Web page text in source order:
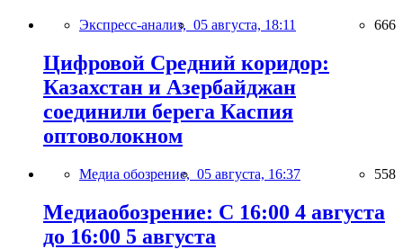
Экспресс-анализ, 05 августа, 18:11 666
Цифровой Средний коридор:
Казахстан и Азербайджан
соединили берега Каспия
оптоволокном
Медиа обозрение, 05 августа, 16:37 558
Медиаобозрение: С 16:00 4 августа
до 16:00 5 августа